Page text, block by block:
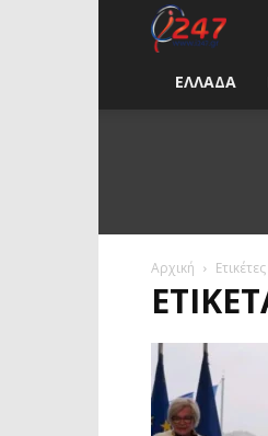
i247
News
ΕΛΛΑΔΑ
Αρχική Ετικέτες